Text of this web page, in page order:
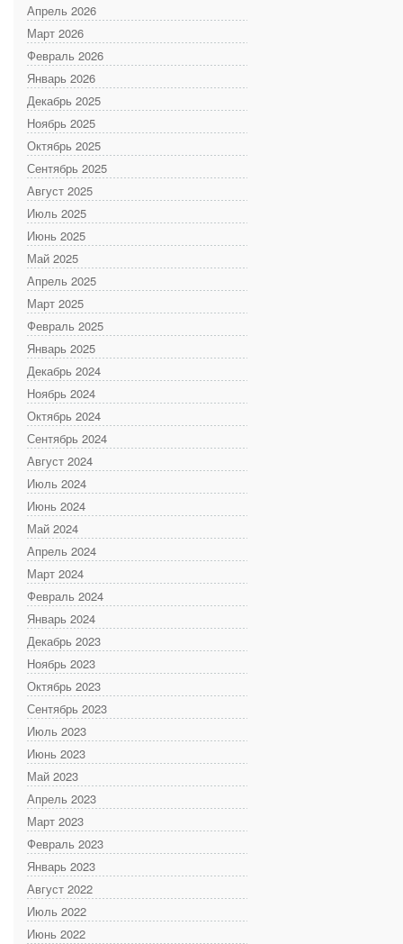
Апрель 2026
Март 2026
Февраль 2026
Январь 2026
Декабрь 2025
Ноябрь 2025
Октябрь 2025
Сентябрь 2025
Август 2025
Июль 2025
Июнь 2025
Май 2025
Апрель 2025
Март 2025
Февраль 2025
Январь 2025
Декабрь 2024
Ноябрь 2024
Октябрь 2024
Сентябрь 2024
Август 2024
Июль 2024
Июнь 2024
Май 2024
Апрель 2024
Март 2024
Февраль 2024
Январь 2024
Декабрь 2023
Ноябрь 2023
Октябрь 2023
Сентябрь 2023
Июль 2023
Июнь 2023
Май 2023
Апрель 2023
Март 2023
Февраль 2023
Январь 2023
Август 2022
Июль 2022
Июнь 2022